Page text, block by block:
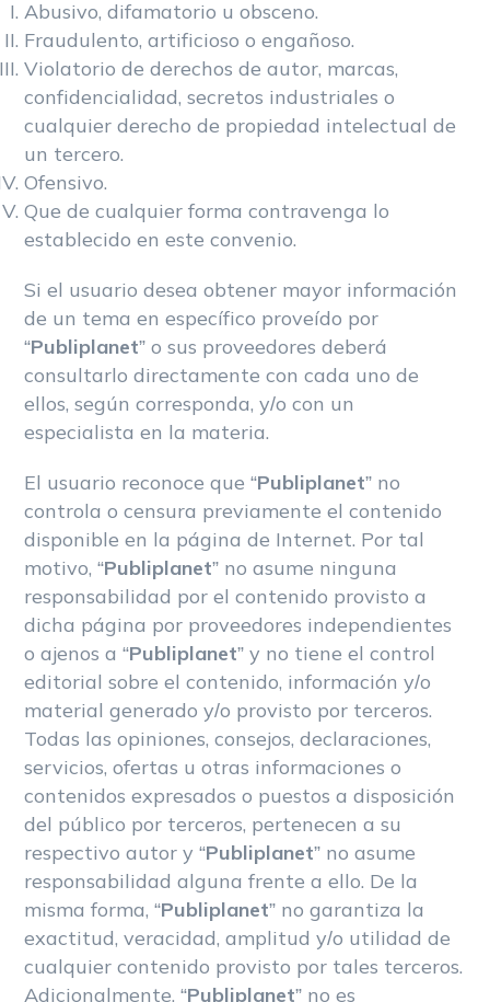
Abusivo, difamatorio u obsceno.
Fraudulento, artificioso o engañoso.
Violatorio de derechos de autor, marcas,
confidencialidad, secretos industriales o
cualquier derecho de propiedad intelectual de
un tercero.
Ofensivo.
Que de cualquier forma contravenga lo
establecido en este convenio.
Si el usuario desea obtener mayor información
de un tema en específico proveído por
“Publiplanet” o sus proveedores deberá
consultarlo directamente con cada uno de
ellos, según corresponda, y/o con un
especialista en la materia.
El usuario reconoce que “Publiplanet” no
controla o censura previamente el contenido
disponible en la página de Internet. Por tal
motivo, “Publiplanet” no asume ninguna
responsabilidad por el contenido provisto a
dicha página por proveedores independientes
o ajenos a “Publiplanet” y no tiene el control
editorial sobre el contenido, información y/o
material generado y/o provisto por terceros.
Todas las opiniones, consejos, declaraciones,
servicios, ofertas u otras informaciones o
contenidos expresados o puestos a disposición
del público por terceros, pertenecen a su
respectivo autor y “Publiplanet” no asume
responsabilidad alguna frente a ello. De la
misma forma, “Publiplanet” no garantiza la
exactitud, veracidad, amplitud y/o utilidad de
cualquier contenido provisto por tales terceros.
Adicionalmente, “Publiplanet” no es